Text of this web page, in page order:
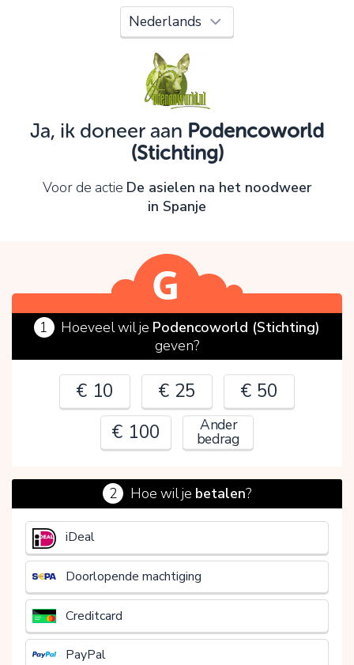
Ja, ik doneer aan Podencoworld
(Stichting)
Voor de actie De asielen na het noodweer
in Spanje
1 Hoeveel wil je Podencoworld (Stichting)
geven?
€ 10 € 25
€ 50
€ 100
Ander
bedrag
€
2 Hoe wil je betalen?
iDeal
Doorlopende machtiging
Creditcard
PayPal
Oeps!
Je kunt nog niet verder vanwege:
Controleer en verbeter je invoer en probeer het
OK